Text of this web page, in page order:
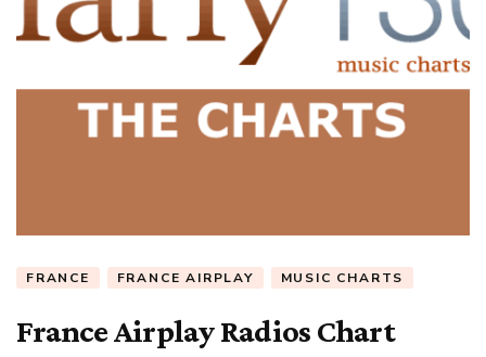
FRANCE FRANCE AIRPLAY MUSIC CHARTS
France Airplay Radios Chart